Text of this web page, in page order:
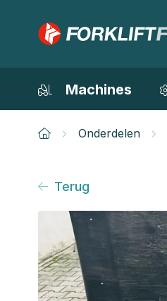
Machines
Onderdelen
Terug